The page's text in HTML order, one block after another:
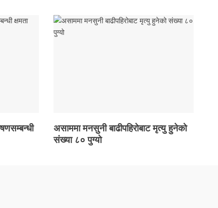
असाममा मनसुनी बाढीपहिरोबाट मृत्यु हुनेको
संख्या ८० पुग्यो